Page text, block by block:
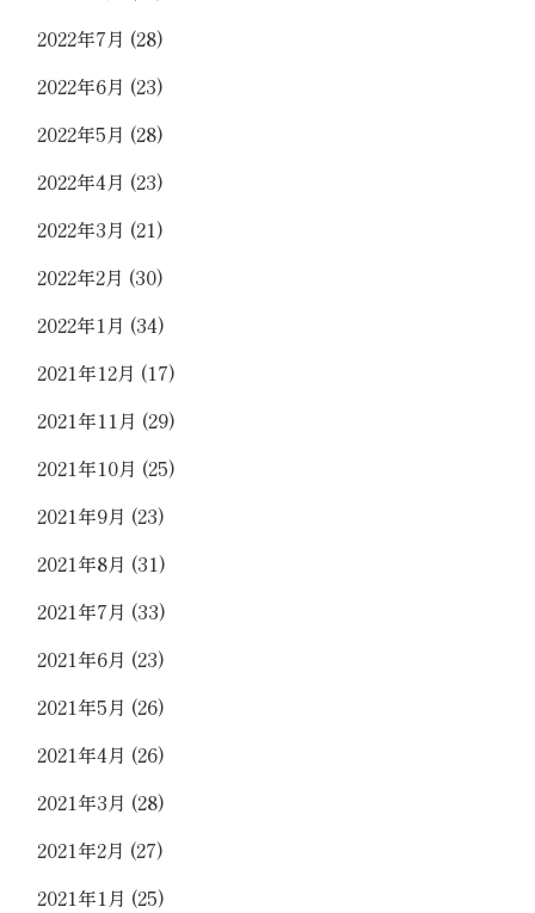
2022年7月 (28)
2022年6月 (23)
2022年5月 (28)
2022年4月 (23)
2022年3月 (21)
2022年2月 (30)
2022年1月 (34)
2021年12月 (17)
2021年11月 (29)
2021年10月 (25)
2021年9月 (23)
2021年8月 (31)
2021年7月 (33)
2021年6月 (23)
2021年5月 (26)
2021年4月 (26)
2021年3月 (28)
2021年2月 (27)
2021年1月 (25)